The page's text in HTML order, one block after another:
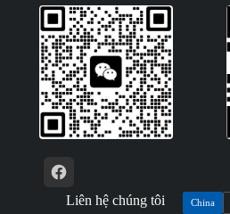
Liên hệ chúng tôi China